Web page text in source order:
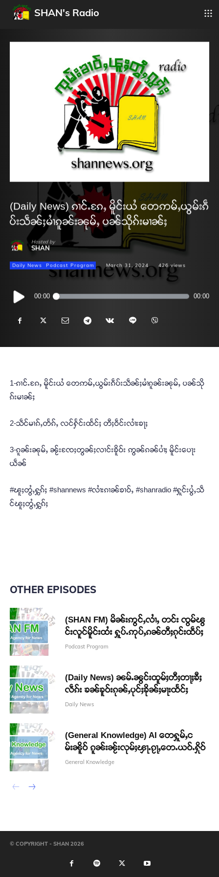
SHAN's Radio
(Daily News) ၵၢင်ႉၵႄႇ မိူင်းယႆ တေဢမ်ႇယွမ်းၵဵ
ပ်းသဵၼ်ႈမၢႆၵူၼ်းၼုမ်ႇ ပၼ်သိုၵ်းမၢၼ်ႈ
Hosted by
SHAN
Daily News Podcast Program March 31, 2024 426 views
Audio
Player
00:00 00:00
1-ၵၢင်ႉၵႄႇ မိူင်းယႆ တေဢမ်ႇယွမ်းၵဵပ်းသဵၼ်ႈမၢႆၵူၼ်းၼုမ်ႇ ပၼ်သို
ၵ်းမၢၼ်ႈ
2-သဵင်မၢၵ်ႇတႅၵ်ႇ လင်ႁႅင်းထႅင်ႈ တီႈဝဵင်းလၢႆးၶႃႈ
3-ၵူၼ်းၼုမ်ႇ ၼႂ်းၸႄႈတွၼ်ႈလၢင်းၶိူဝ်း ဢွၼ်ၵၼ်ပၢႆႈ မိူင်းပေႃး
ယဵၼ်
#ၽူႈတွႆႇႁွၵ်ႈ #shannews #လၢႆးၵၢၼ်ၶၢဝ်ႇ #shanradio #ႁူင်းပွႆႇသဵ
င်ၽူႈတွႆႇႁွၵ်ႈ
OTHER EPISODES
(SHAN FM) မိၼ်းဢွင်ႇလၢႆႇ တင်း ၸွမ်ၽွ
င်းလူင်မိူင်းထႆး ႁူပ်ႉဢုပ်ႇၵၼ်တီႈၵုင်းထဵပ်ႈ
Podcast Program
(Daily News) ၼမ်ႉၼွင်းထူမ်ႈတီႈတႃႈၶီႈ
လဵၵ်း ၶၼ်ၶူဝ်းၵုၼ်ႇပုင်ႈၶိုၼ်ႈမႃးထႅင်ႈ
Daily News
(General Knowledge) AI တေႁူမ်ႇင
မ်းၼိူဝ် ၵူၼ်းၼႂ်းလုမ်ႈၾႃႉၵႂႃႇတေႉယဝ်ႉႁိုဝ်
General Knowledge
© COPYRIGHT - SHAN 2026